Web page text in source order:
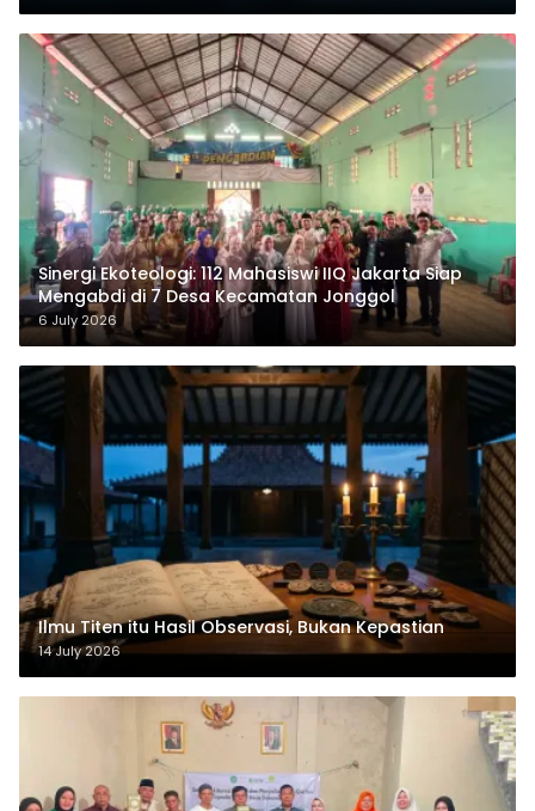
‎Sinergi Ekoteologi: 112 Mahasiswi IIQ Jakarta Siap
Mengabdi di 7 Desa Kecamatan Jonggol
6 July 2026
Ilmu Titen itu Hasil Observasi, Bukan Kepastian
14 July 2026